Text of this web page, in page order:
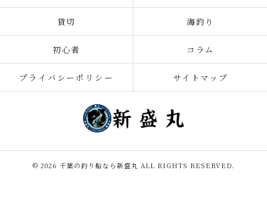
貸切 海釣り
初心者 コラム
プライバシーポリシー サイトマップ
© 2026 千葉の釣り船なら新盛丸 ALL RIGHTS RESERVED.